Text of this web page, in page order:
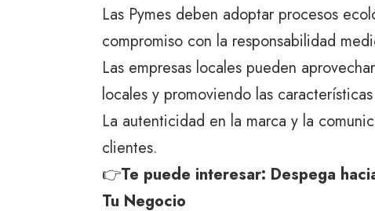
Las Pymes deben adoptar procesos
compromiso con la responsabilidad
Las empresas locales pueden
locales y promoviendo las
La autenticidad en la marca y la
clientes.
👉Te puede interesar: Despega
Tu Negocio